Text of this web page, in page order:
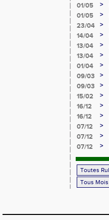
01/05
>
01/05
>
23/04
>
14/04
>
13/04
>
13/04
>
01/04
>
09/03
>
09/03
>
15/02
>
16/12
>
16/12
>
07/12
>
07/12
>
07/12
>